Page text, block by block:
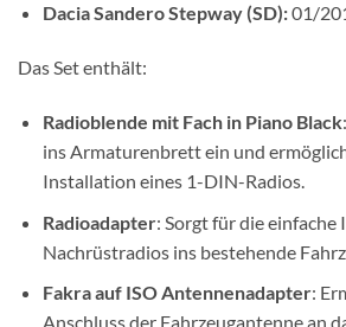
Dacia Sandero Stepway (SD):01/
Das Set enthält:
Radioblende mit Fach in Piano Black
ins Armaturenbrett ein und
Installation eines 1-DIN-Radios.
Radioadapter: Sorgt für die einfache
Nachrüstradios ins bestehende
Fakra auf ISO Antennenadapter:
Anschluss der Fahrzeugantenne an